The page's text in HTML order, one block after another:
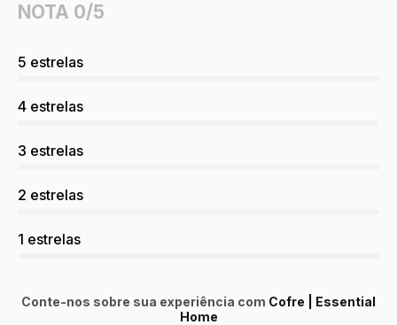
NOTA 0/5
5 estrelas
4 estrelas
3 estrelas
2 estrelas
1 estrelas
Conte-nos sobre sua experiência com Cofre | Essential
Home